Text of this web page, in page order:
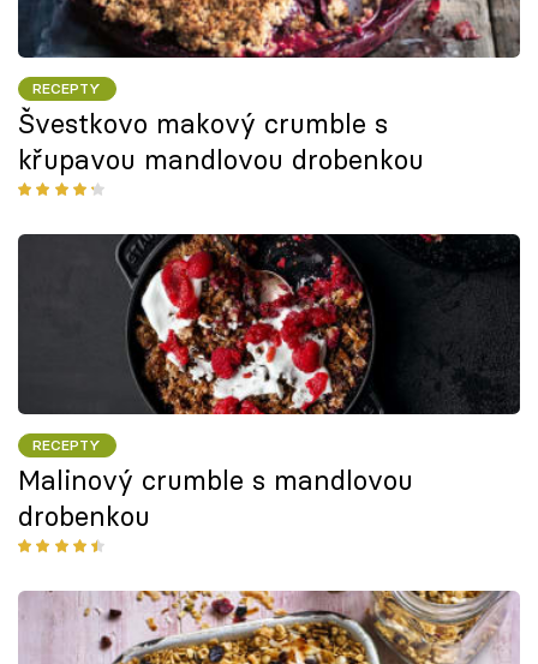
RECEPTY
Švestkovo makový crumble s
křupavou mandlovou drobenkou
RECEPTY
Malinový crumble s mandlovou
drobenkou